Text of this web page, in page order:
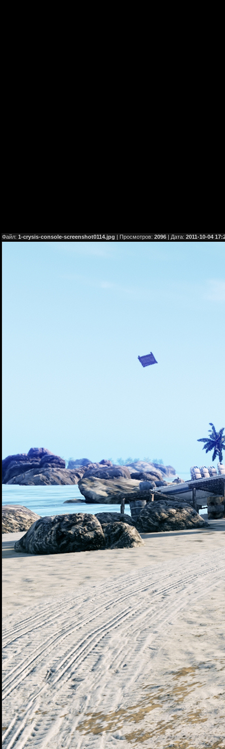
Файл: 1-crysis-console-screenshot0114.jpg | Просмотров: 2096 | Дата: 2011-10-04